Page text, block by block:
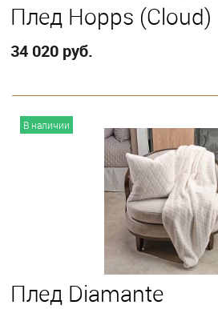
Плед Hopps (Cloud)
34 020 руб.
В наличии
Плед Diamante